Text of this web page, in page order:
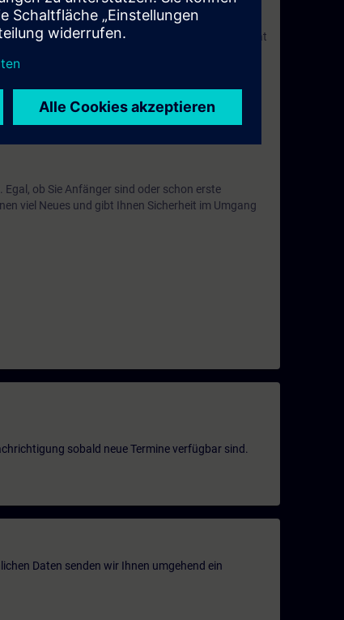
SCADA systems.
WinCC Advanced (both products are based
a Runtime Advanced PC single-user system that
course TIA-WCCM2.
Portal), we offer the course TIA-WCCS.
ST-BWINCCS as well as the advanced course ST-
"SIMATIC WinCC V7.x".
ob Sie Anfänger sind oder schon erste
viel Neues und gibt Ihnen Sicherheit im Umgang
sobald neue Termine verfügbar sind.
Daten senden wir Ihnen umgehend ein